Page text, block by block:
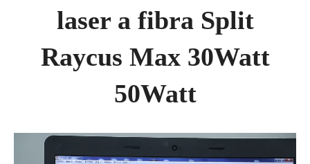
laser a fibra Split
Raycus Max 30Watt
50Watt